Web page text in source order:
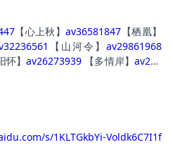
【心上秋】 av36581847 【栖凰】
【山河令】 av29861968
怀】 av26273939 【多情岸】 av253
s/1KLTGkbYi-Voldk6C7I1f